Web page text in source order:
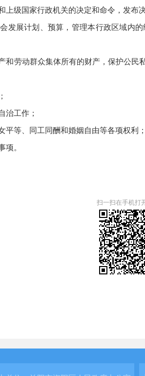
级国家行政机关的决定和命令，发布
发展计划、预算，管理本行政区域内
和劳动群众集体所有的财产，保护公
治工作；
等、同工同酬和婚姻自由等各项权利；
。
扫一扫在手机打